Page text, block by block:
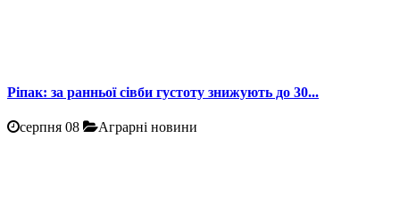
Ріпак: за ранньої сівби густоту знижують до 30...
серпня 08 Аграрні новини